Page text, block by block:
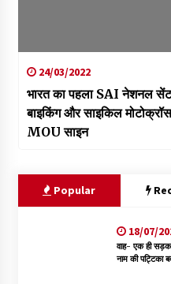
24/03/2022
भारत का पहला SAI नेशनल
बाइकिंग और साइकिल
MOU साइन
Popular
18/07/
वाह- एक ही सड़क
नाम की पट्टिका